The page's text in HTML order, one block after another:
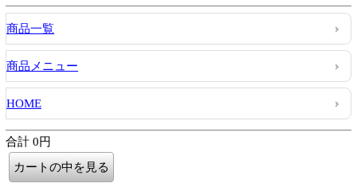
商品一覧
商品メニュー
HOME
合計 0円